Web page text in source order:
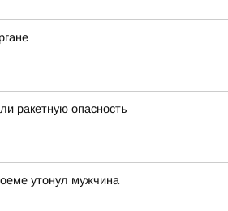
ракетную опасность
утонул мужчина